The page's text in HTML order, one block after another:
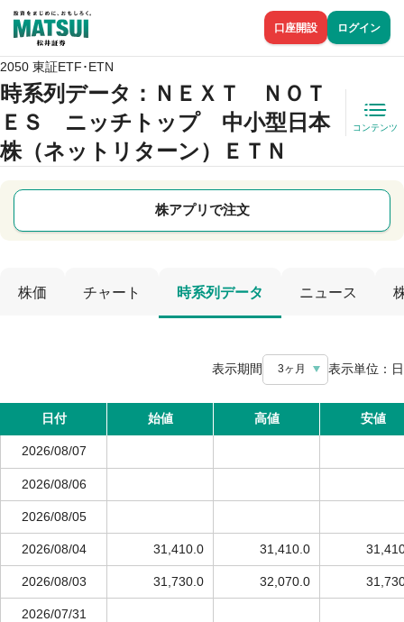
口座開設 ログイン
2050 東証ETF･ETN
時系列データ ：ＮＥＸＴ ＮＯＴ
ＥＳ ニッチトップ 中小型日本
株（ネットリターン）ＥＴＮ
コンテンツ
株アプリで注文
株価 チャート 時系列データ ニュース
表示期間 3ヶ月 表示単位： 日
日付 始値 高値 安値
2026/08/07
2026/08/06
2026/08/05
2026/08/04 31,410.0 31,410.0
2026/08/03 31,730.0 32,070.0
2026/07/31